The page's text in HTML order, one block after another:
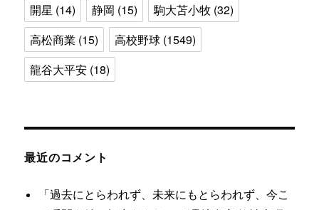
開星 (14) 静岡 (15) 駒大苫小牧 (32)
高松商業 (15) 高校野球 (1549)
龍谷大平安 (18)
最近のコメント
「過去にとらわれず、未来にもとらわれず、今こ